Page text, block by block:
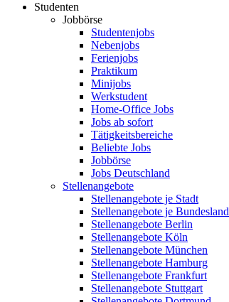
Studenten
Jobbörse
Studentenjobs
Nebenjobs
Ferienjobs
Praktikum
Minijobs
Werkstudent
Home-Office Jobs
Jobs ab sofort
Tätigkeitsbereiche
Beliebte Jobs
Jobbörse
Jobs Deutschland
Stellenangebote
Stellenangebote je Stadt
Stellenangebote je Bundesland
Stellenangebote Berlin
Stellenangebote Köln
Stellenangebote München
Stellenangebote Hamburg
Stellenangebote Frankfurt
Stellenangebote Stuttgart